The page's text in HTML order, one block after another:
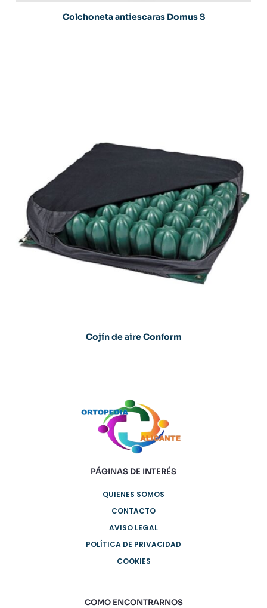
Colchoneta antiescaras Domus S
Cojín de aire Conform
PÁGINAS DE INTERÉS
QUIENES SOMOS
CONTACTO
AVISO LEGAL
POLÍTICA DE PRIVACIDAD
COOKIES
COMO ENCONTRARNOS